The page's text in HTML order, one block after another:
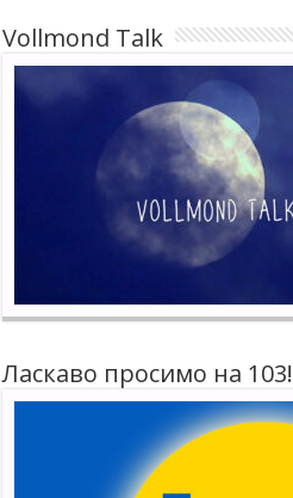
Vollmond Talk
Ласкаво просимо на 103!